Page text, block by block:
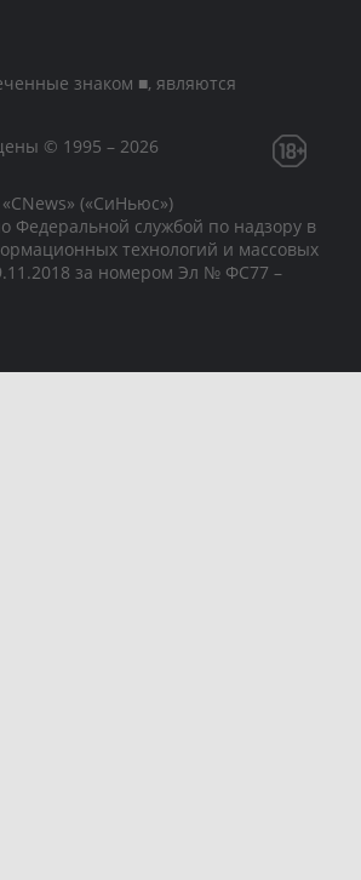
знаком ■, являются
© 1995 – 2026
(«СиНьюс»)
Федеральной службой по надзору в
технологий и массовых
за номером Эл № ФС77 –